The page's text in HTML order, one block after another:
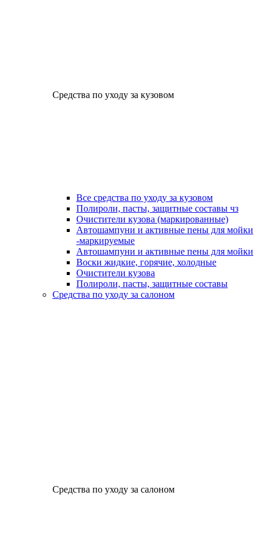
Средства по уходу за кузовом
Все средства по уходу за кузовом
Полироли, пасты, защитные составы чз
Очистители кузова (маркированные)
Автошампуни и активные пены для мойки
-маркируемые
Автошампуни и активные пены для мойки
Воски жидкие, горячие, холодные
Очистители кузова
Полироли, пасты, защитные составы
Средства по уходу за салоном
Средства по уходу за салоном